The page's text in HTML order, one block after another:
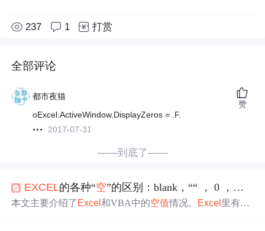
237 1 打赏
全部评论
都市夜猫
oExcel.ActiveWindow.DisplayZeros = .F.
2017-07-31
赞
——到底了——
EXCEL的各种“空”的区别：blank，““ ， 0 ，以及 VBA里的各种
本文主要介绍了 Excel和VBA中的空值情况。 Excel 里有bla